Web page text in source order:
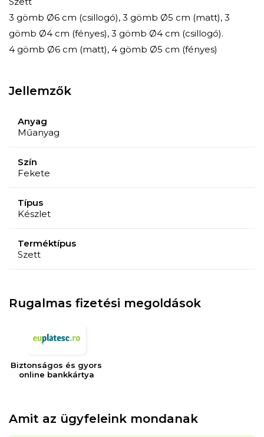
3 gömb Ø6 cm (csillogó), 3 gömb Ø5 cm (matt), 3
gömb Ø4 cm (fényes), 3 gömb Ø4 cm (csillogó).
4 gömb Ø6 cm (matt), 4 gömb Ø5 cm (fényes)
Jellemzők
Anyag
Műanyag
Szín
Fekete
Típus
Készlet
Terméktípus
Szett
Rugalmas fizetési megoldások
Biztonságos és gyors
online bankkártya
Amit az ügyfeleink mondanak